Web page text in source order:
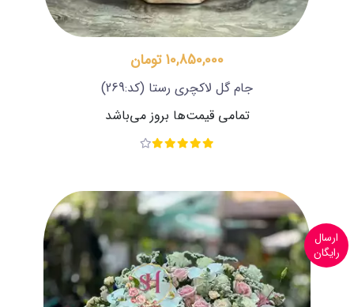
10,850,000 تومان
جام گل لاکچری رستا (کد:269)
تمامی قیمت‌ها بروز می‌باشد
ارسال
رایگان